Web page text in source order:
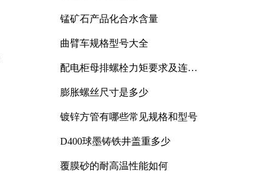
锰矿石产品化合水含量
曲臂车规格型号大全
配电柜母排螺栓力矩要求及连接
膨胀螺丝尺寸是多少
镀锌方管有哪些常见规格和型号
D400球墨铸铁井盖重多少
覆膜砂的耐高温性能如何